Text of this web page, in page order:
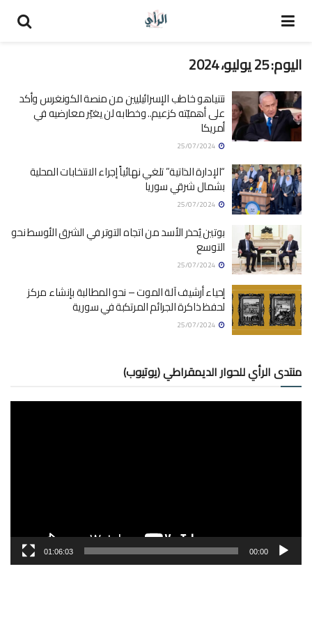
اليوم:25 يوليو، 2024
نتنياهو خاطب الإسرائيليين من منصة الكونغرس وأكد
على أهميّته كزعيم.. وخطابه لن يغيّر معارضيه في
أمريكا
“الإدارة الذاتية” تلغي نهائياً إجراء الانتخابات المحلية
بشمال شرقي سوريا
بوتين يُحذر الأسد من اتجاه التوتر في الشرق الأوسط نحو
التوسع
إحياء أرشيف آلة الموت – نحو المطالبة بإنشاء مركز
لحفظ ذاكرة الجرائم المرتكبة في سورية
منتدى الرأي للحوار الديمقراطي (يوتيوب)
00:00
01:06:03